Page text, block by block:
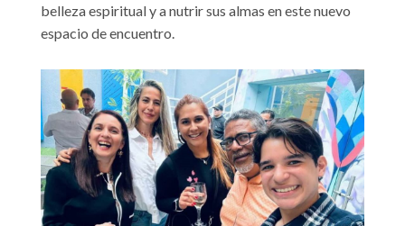
belleza espiritual y a nutrir sus almas en este nuevo
espacio de encuentro.